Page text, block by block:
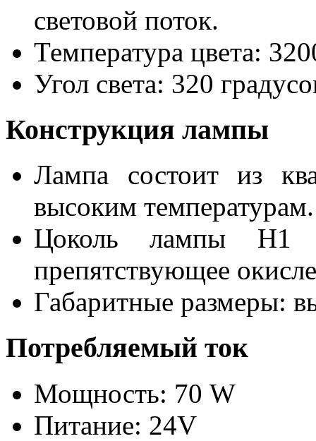
световой поток.
Температура цвета:
Угол света: 320
Конструкция лампы
Лампа состоит из
высоким температурам.
Цоколь лампы H1
препятствующее
Габаритные размеры:
Потребляемый ток
Мощность: 70 W
Питание: 24V